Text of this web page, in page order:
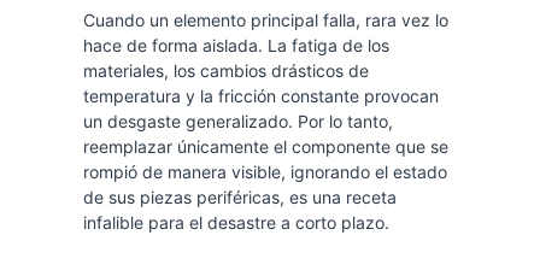
Cuando un elemento principal falla, rara vez lo
hace de forma aislada. La fatiga de los
materiales, los cambios drásticos de
temperatura y la fricción constante provocan
un desgaste generalizado. Por lo tanto,
reemplazar únicamente el componente que se
rompió de manera visible, ignorando el estado
de sus piezas periféricas, es una receta
infalible para el desastre a corto plazo.